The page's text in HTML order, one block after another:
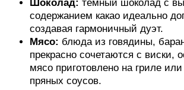
Шоколад: темный шоколад с
содержанием какао идеально
создавая гармоничный дуэт.
Мясо: блюда из говядины,
прекрасно сочетаются с виски,
мясо приготовлено на гриле
пряных соусов.